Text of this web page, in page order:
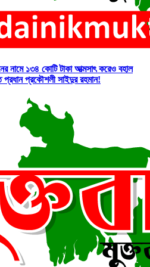
নামে ১৩৪ কোটি টাকা আত্মসাৎ করেও বহাল
প্রকৌশলী সাইদুর রহমান!